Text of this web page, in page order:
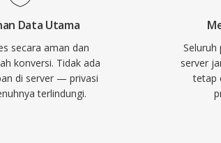
Data Utama
secara aman dan
konversi. Tidak ada
di server — privasi
terlindungi.
Seluruh
server
tetap